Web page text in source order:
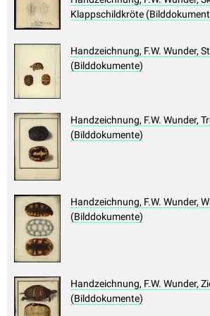
Klappschildkröte
Handzeichnung, F.W. Wunder,
(Bilddokumente)
Handzeichnung, F.W. Wunder,
(Bilddokumente)
Handzeichnung, F.W. Wunder,
(Bilddokumente)
Handzeichnung, F.W. Wunder,
(Bilddokumente)